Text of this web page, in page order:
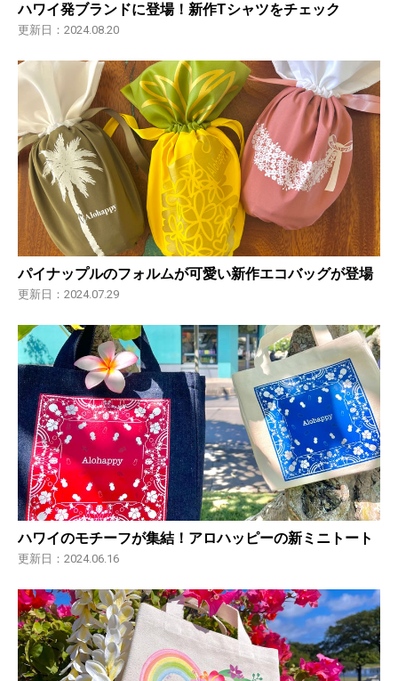
ハワイ発ブランドに登場！新作Tシャツをチェック
更新日：2024.08.20
パイナップルのフォルムが可愛い新作エコバッグが登場
更新日：2024.07.29
ハワイのモチーフが集結！アロハッピーの新ミニトート
更新日：2024.06.16